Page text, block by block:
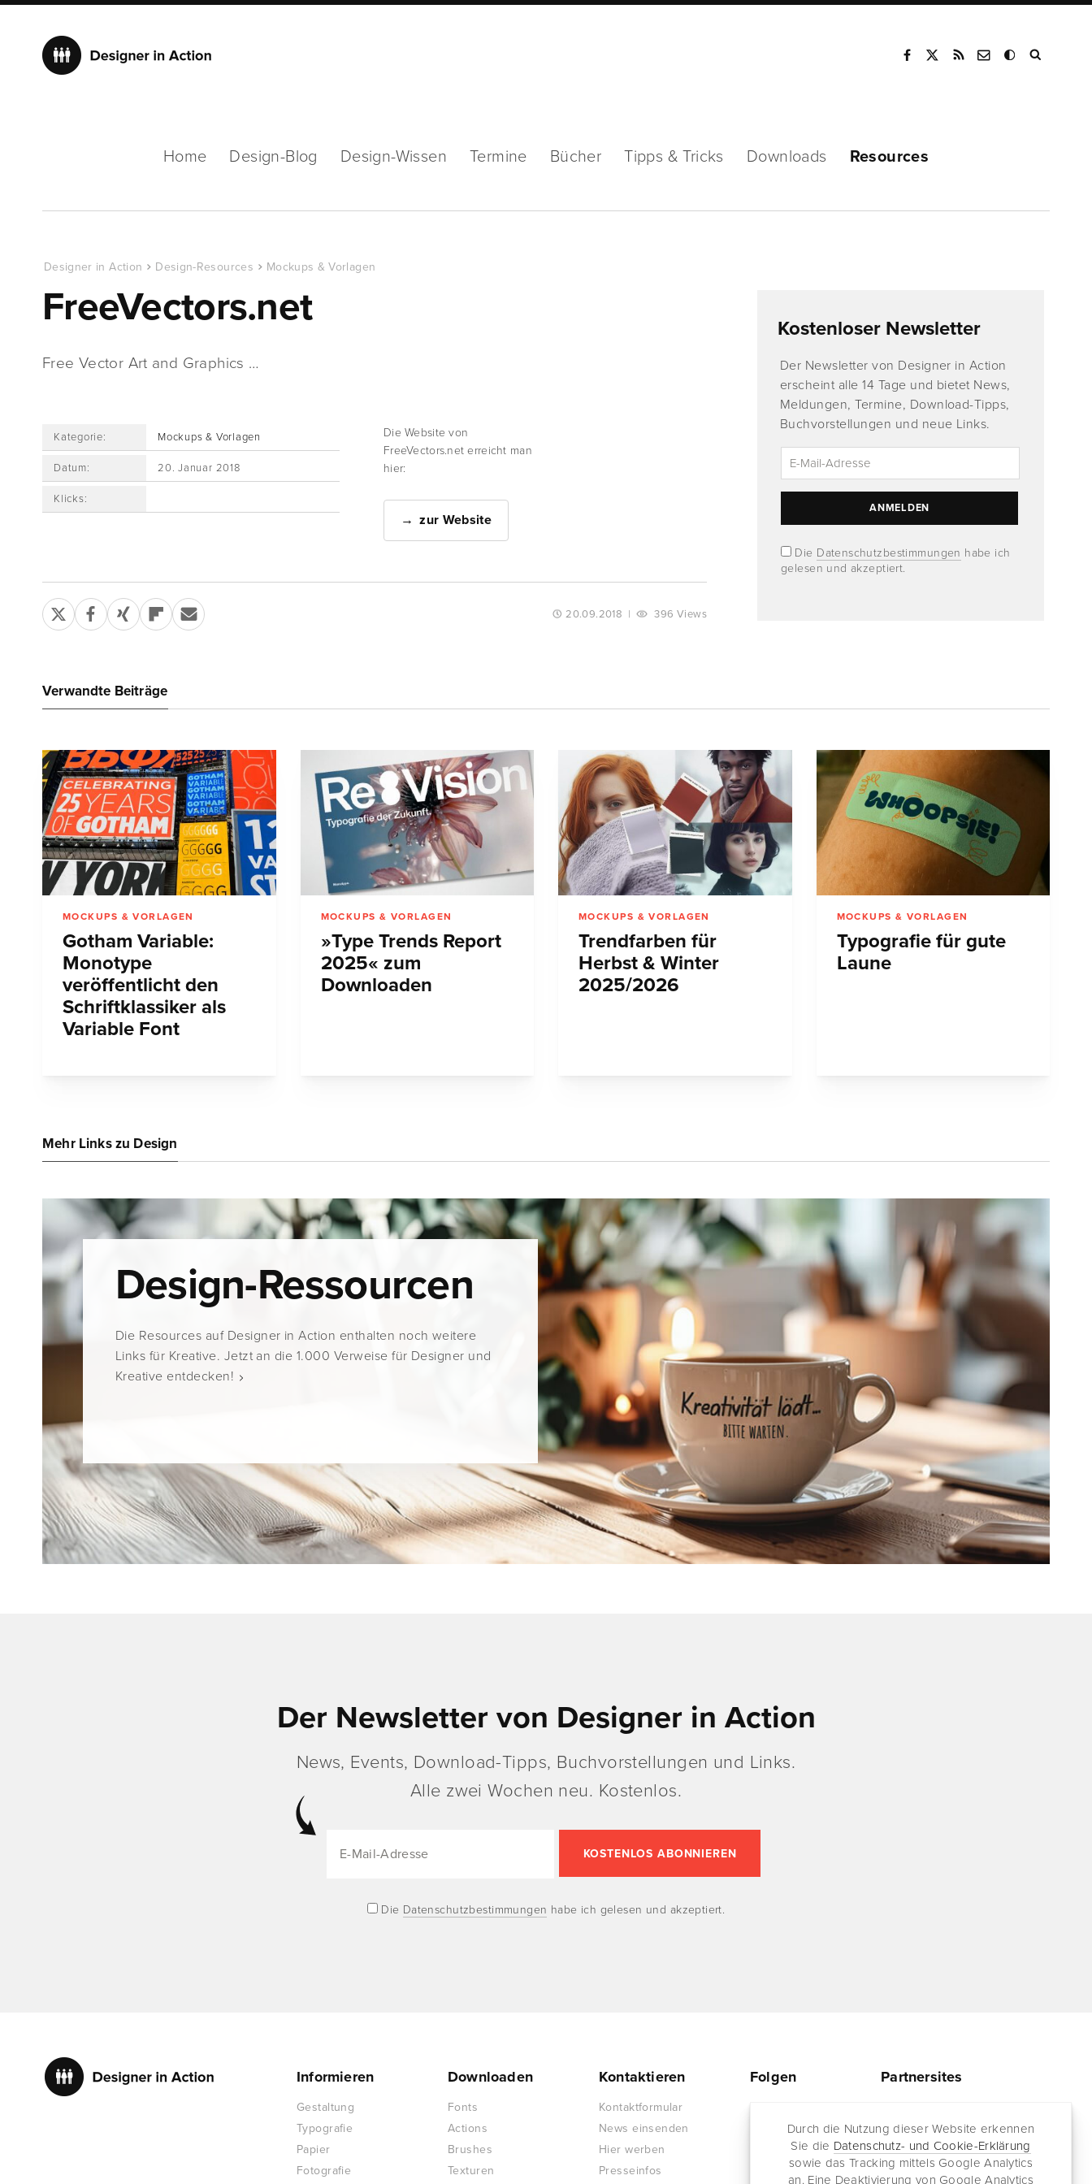
Durch die Nutzung dieser Website erkennen
Sie die Datenschutz- und Cookie-Erklärung
sowie das Tracking mittels Google Analytics
an. Eine Deaktivierung von Google Analytics
Home Design-Blog Design-Wissen Termine Bücher Tipps & Tricks Downloads Resources
Designer in Action Design-Resources Mockups & Vorlagen
FreeVectors.net
Free Vector Art and Graphics …
Kategorie: Mockups & Vorlagen
Datum: 20. Januar 2018
Klicks:
Die Website von
FreeVectors.net erreicht man
hier:
zur Website
20.09.2018 | 396 Views
Kostenloser Newsletter
Der Newsletter von Designer in Action
erscheint alle 14 Tage und bietet News,
Meldungen, Termine, Download-Tipps,
Buchvorstellungen und neue Links.
Die Datenschutzbestimmungen habe ich
gelesen und akzeptiert.
Verwandte Beiträge
MOCKUPS & VORLAGEN
Gotham Variable:
Monotype
veröffentlicht den
Schriftklassiker als
Variable Font
MOCKUPS & VORLAGEN
»Type Trends Report
2025« zum
Downloaden
MOCKUPS & VORLAGEN
Trendfarben für
Herbst & Winter
2025/2026
MOCKUPS & VORLAGEN
Typografie für gute
Laune
Mehr Links zu Design
Design-Ressourcen
Die Resources auf Designer in Action enthalten noch weitere
Links für Kreative. Jetzt an die 1.000 Verweise für Designer und
Kreative entdecken!
Der Newsletter von Designer in Action
News, Events, Download-Tipps, Buchvorstellungen und Links.
Alle zwei Wochen neu. Kostenlos.
Die Datenschutzbestimmungen habe ich gelesen und akzeptiert.
Informieren
Gestaltung
Typografie
Papier
Fotografie
Downloaden
Fonts
Actions
Brushes
Texturen
Kontaktieren
Kontaktformular
News einsenden
Hier werben
Presseinfos
Folgen
Facebook
RSS-Feed
Newsletter
Partnersites
Jazz for me